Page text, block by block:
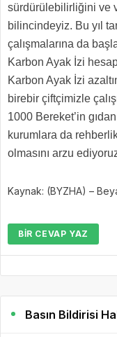
sürdürülebilirliğini ve
bilincindeyiz. Bu yıl
çalışmalarına da
Karbon Ayak İzi
Karbon Ayak İzi
birebir çiftçimizle
1000 Bereket’in
kurumlara da
olmasını arzu
Kaynak: (BYZHA) –
BIR CEVAP YAZ
Basın Bildirisi